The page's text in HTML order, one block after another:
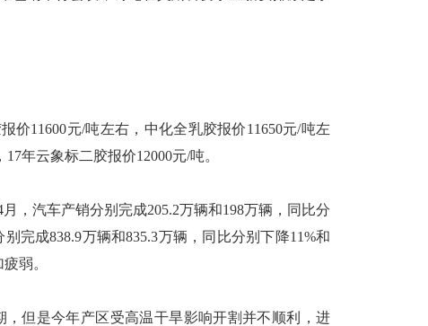
11600元/吨左右，中化全乳胶报价11650元/吨左
年云象标二胶报价12000元/吨。
汽车产销分别完成205.2万辆和198万辆，同比分
完成838.9万辆和835.3万辆，同比分别下降11%和
弱。
但是今年产区受高温干旱影响开割并不顺利，进